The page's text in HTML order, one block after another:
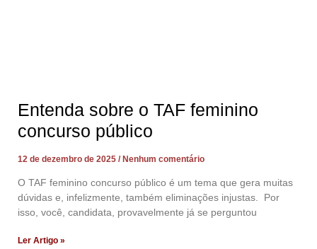
Entenda sobre o TAF feminino
concurso público
12 de dezembro de 2025 Nenhum comentário
O TAF feminino concurso público é um tema que gera muitas
dúvidas e, infelizmente, também eliminações injustas. Por
isso, você, candidata, provavelmente já se perguntou
Ler Artigo »